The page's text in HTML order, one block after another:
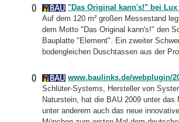
()
"Das Original kann's!" bei Lux
Auf dem 120 m² großen Messestand
dem Motto "Das Original kann's!" den
Bauplatte "Element". Ein zweiter
bodengleichen Duschtassen aus der
()
www.baulinks.de/webplugin/
Schlüter-Systems, Hersteller von
Naturstein, hat die BAU 2009 unter
unter anderem auch das neue